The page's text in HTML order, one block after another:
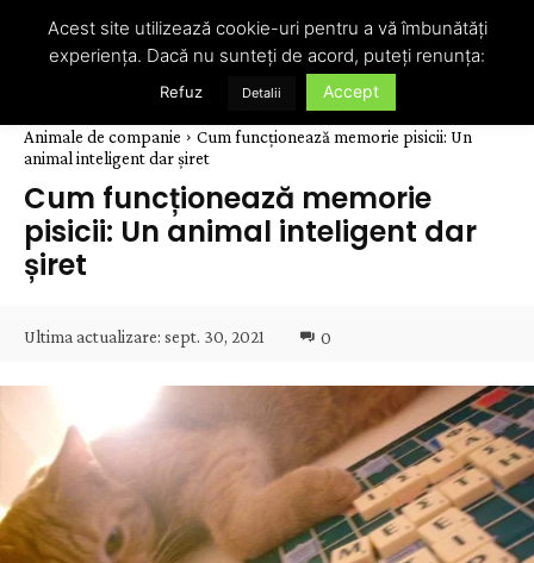
Animale de companie
Cum funcționează memorie pisicii: Un
animal inteligent dar șiret
Cum funcționează memorie
pisicii: Un animal inteligent dar
șiret
Ultima actualizare: sept. 30, 2021 0
Acest site utilizează cookie-uri pentru a vă îmbunătăți
experiența. Dacă nu sunteți de acord, puteți renunța:
Refuz Detalii Accept